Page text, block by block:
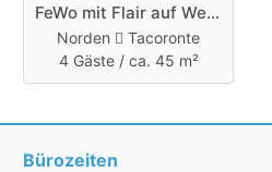
FeWo mit Flair auf Weinfinca
Norden
Tacoronte
4 Gäste / ca. 45 m²
Bürozeiten